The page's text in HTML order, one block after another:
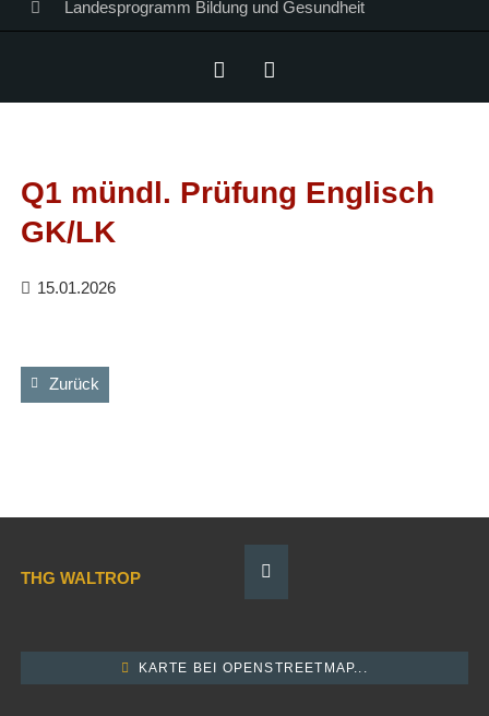
Landesprogramm Bildung und Gesundheit
Q1 mündl. Prüfung Englisch
GK/LK
15.01.2026
Zurück
THG WALTROP
KARTE BEI OPENSTREETMAP...